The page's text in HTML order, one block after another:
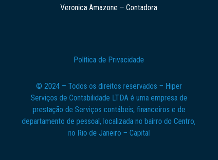
Veronica Amazone – Contadora
Política de Privacidade
© 2024 – Todos os direitos reservados – Hiper
Serviços de Contabilidade LTDA é uma empresa de
prestação de Serviços contábeis, financeiros e de
departamento de pessoal, localizada no bairro do Centro,
no Rio de Janeiro – Capital